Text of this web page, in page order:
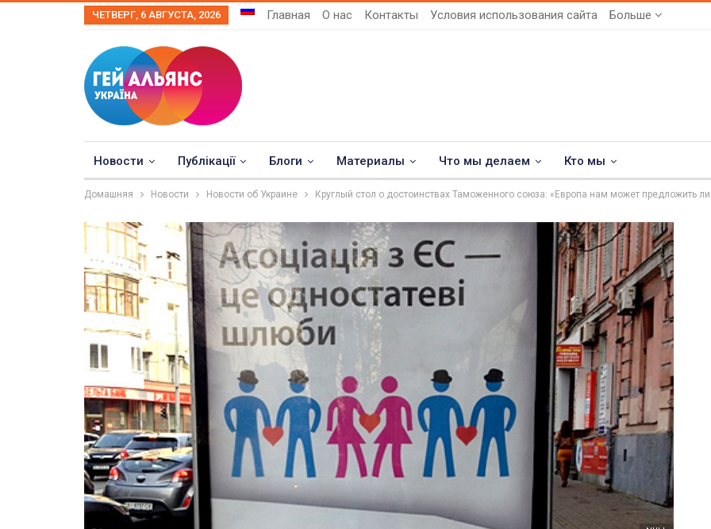
ЧЕТВЕРГ, 6 АВГУСТА, 2026 Главная О нас Контакты Условия использования сайта Больше
Новости Публікації Блоги Материалы Что мы делаем Кто мы
Домашняя Новости Новости об Украине Круглый стол о достоинствах Таможенного союза: «Европа нам может предложить
ФОТО
Военнослужащие-трансгендеры
Июл 27, 2017
ФОТО
В Берлине отпраздновали
легализацию гей-браков
Июл 2, 2017